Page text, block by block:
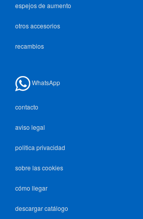
espejos de aumento
otros accesorios
recambios
WhatsApp
contacto
aviso legal
politica privacidad
sobre las cookies
cómo llegar
descargar catálogo